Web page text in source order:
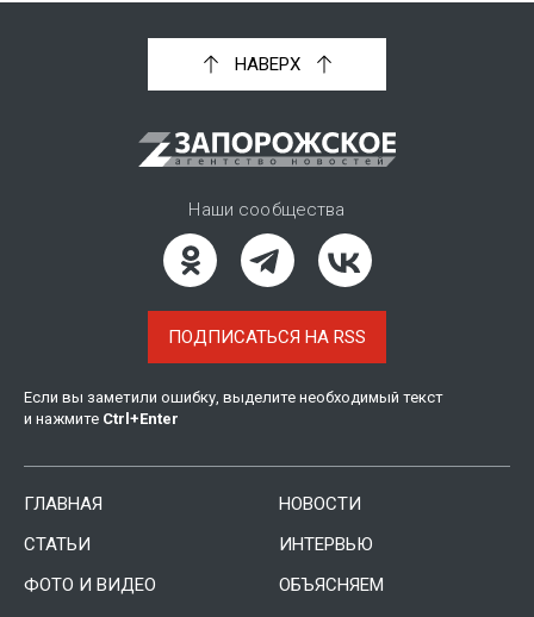
НАВЕРХ
Наши сообщества
ПОДПИСАТЬСЯ НА RSS
Если вы заметили ошибку, выделите необходимый текст
и нажмите Ctrl +Enter
ГЛАВНАЯ
НОВОСТИ
СТАТЬИ
ИНТЕРВЬЮ
ФОТО И ВИДЕО
ОБЪЯСНЯЕМ